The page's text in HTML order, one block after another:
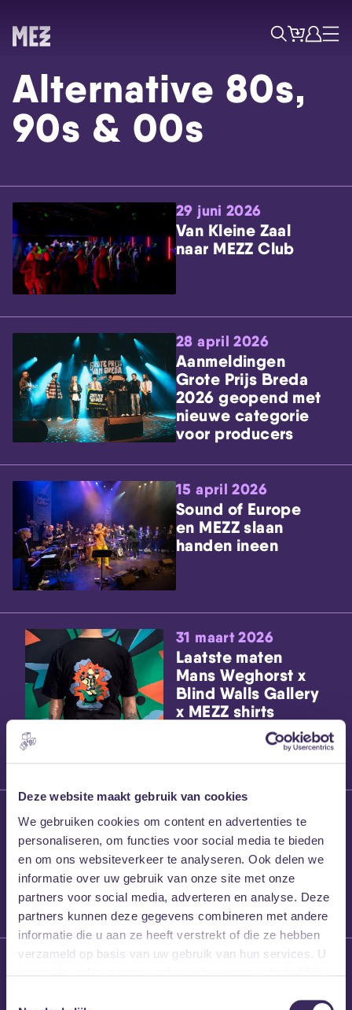
Deze website maakt gebruik van cookies
We gebruiken cookies om content en advertenties te
personaliseren, om functies voor social media te bieden
en om ons websiteverkeer te analyseren. Ook delen we
informatie over uw gebruik van onze site met onze
partners voor social media, adverteren en analyse. Deze
partners kunnen deze gegevens combineren met andere
informatie die u aan ze heeft verstrekt of die ze hebben
verzameld op basis van uw gebruik van hun services. U
Skip navigatie
ZoekTicketsAccount
Menu
Alternative 80s,
90s & 00s
29 juni 2026
Van Kleine Zaal
naar MEZZ Club
28 april 2026
Aanmeldingen
Grote Prijs Breda
2026 geopend met
nieuwe categorie
voor producers
15 april 2026
Sound of Europe
en MEZZ slaan
handen ineen
31 maart 2026
Laatste maten
Mans Weghorst x
Blind Walls Gallery
x MEZZ shirts
27 maart 2026
Willem’s Blog:
Frans Kalf
26 maart 2026